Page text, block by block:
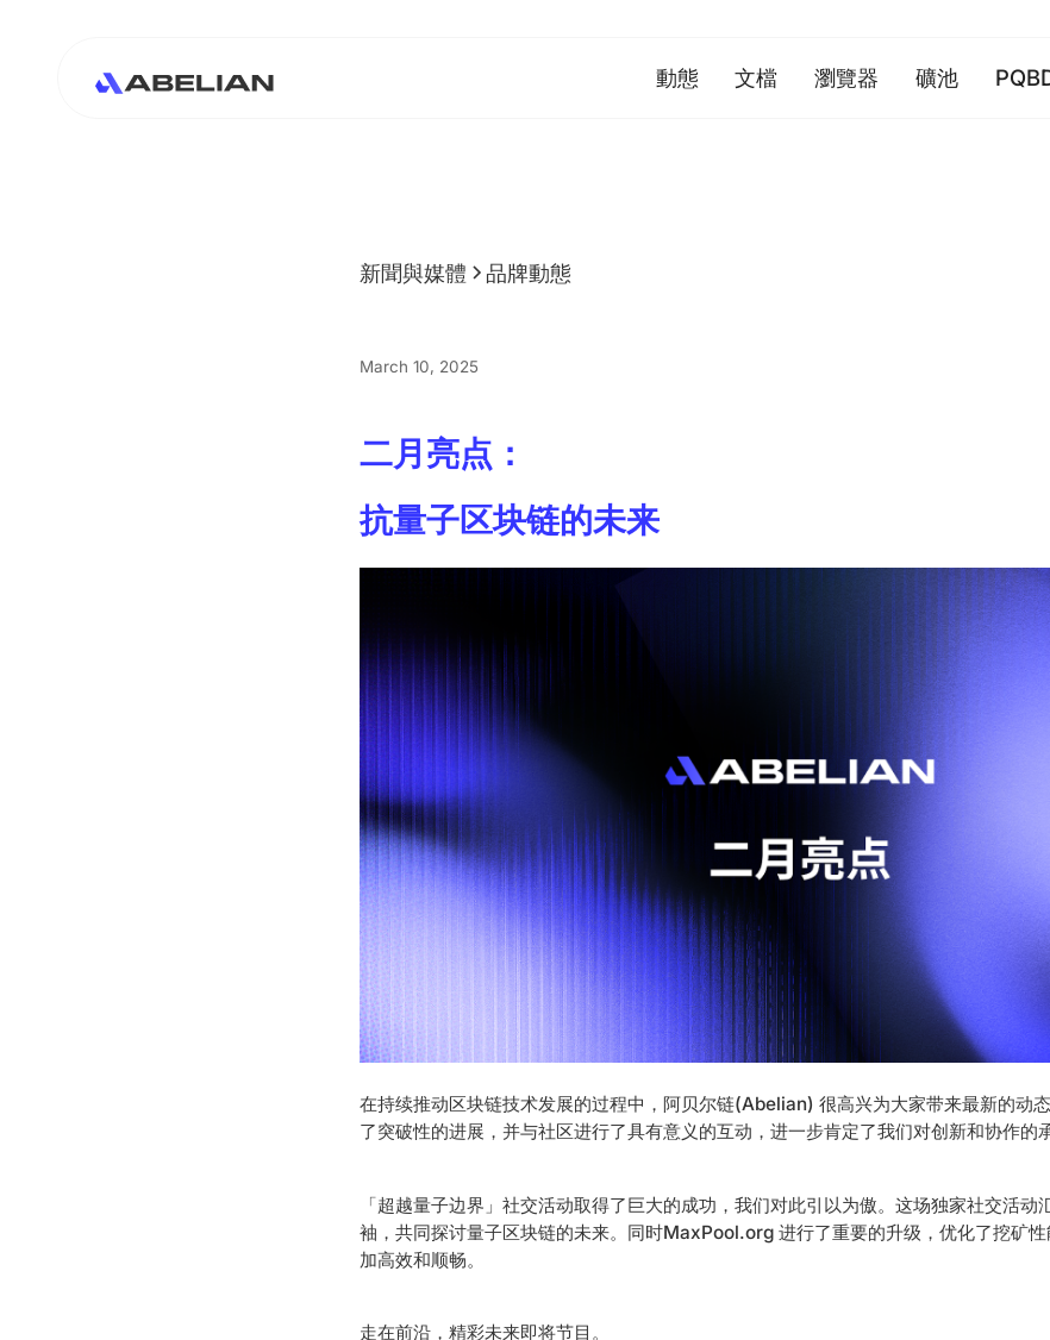
動態 文檔 瀏覽器 礦池
新聞與媒體 品牌動態
March 10, 2025
二月亮点：
抗量子区块链的未来
在持续推动区块链技术发展的过程中，阿贝尔链(Abelian) 很高兴为大家带来最新的动
了突破性的进展，并与社区进行了具有意义的互动，进一步肯定了我们对创新和协作的承
「超越量子边界」社交活动取得了巨大的成功，我们对此引以为傲。这场独家社交活动
袖，共同探讨量子区块链的未来。同时MaxPool.org 进行了重要的升级，优化了挖矿
加高效和顺畅。
走在前沿，精彩未来即将节目。